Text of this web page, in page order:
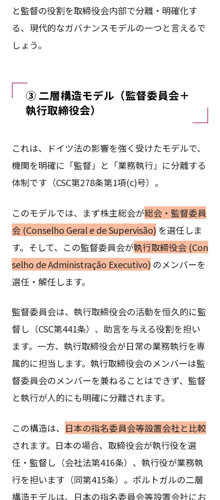
と監督の役割を取締役会内部で分離・明確化す
る、現代的なガバナンスモデルの一つと言えるで
しょう。
③ 二層構造モデル（監督委員会＋
執行取締役会）
これは、ドイツ法の影響を強く受けたモデルで、
機関を明確に「監督」と「業務執行」に分離する
体制です（CSC第278条第1項(c)号）。
このモデルでは、まず株主総会が総会・監督委員
会 (Conselho Geral e de Supervisão) を選任しま
す。そして、この監督委員会が執行取締役会 (Con
selho de Administração Executivo) のメンバーを
選任・解任します。
監督委員会は、執行取締役会の活動を恒久的に監
督し（CSC第441条）、助言を与える役割を担い
ます。一方、執行取締役会が日常の業務執行を専
属的に担当します。執行取締役会のメンバーは監
督委員会のメンバーを兼ねることはできず、監督
と執行が人的にも明確に分離されます。
この構造は、 日本の指名委員会等設置会社と比較
されます。日本の場合、取締役会が執行役を選
任・監督し（会社法第416条）、執行役が業務執
行を担います（同第415条）。ポルトガルの二層
構造モデルは、日本の指名委員会等設置会社にお